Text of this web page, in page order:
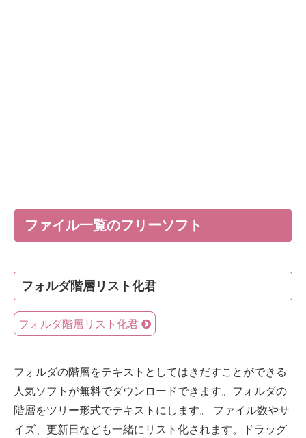
ファイル一覧のフリーソフト
フォルダ階層リスト化君
フォルダ階層リスト化君
フォルダの階層をテキストとしてはきだすことができる
人気ソフトが無料でダウンロードできます。フォルダの
階層をツリー形式でテキストにします。 ファイル数やサ
イズ、更新日なども一緒にリスト化されます。ドラッグ